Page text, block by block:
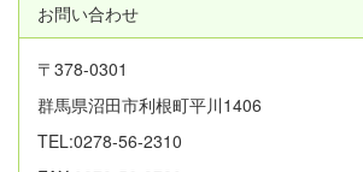
お問い合わせ
〒378-0301
群馬県沼田市利根町平川1406
TEL:0278-56-2310